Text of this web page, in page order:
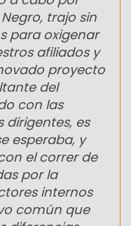
trajo sin
para oxigenar
afiliados y
proyecto
del
con las
dirigentes, es
esperaba, y
el correr de
por la
internos
común que